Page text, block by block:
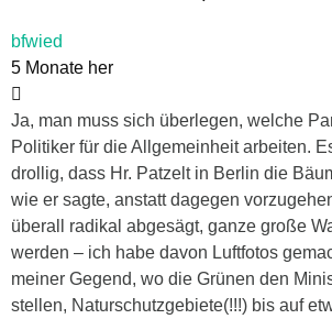
bfwied
5 Monate her
Ja, man muss sich überlegen, welche
Politiker für die Allgemeinheit arbeiten.
drollig, dass Hr. Patzelt in Berlin die
wie er sagte, anstatt dagegen
überall radikal abgesägt, ganze große
werden – ich habe davon Luftfotos
meiner Gegend, wo die Grünen den
stellen, Naturschutzgebiete(!!!) bis auf